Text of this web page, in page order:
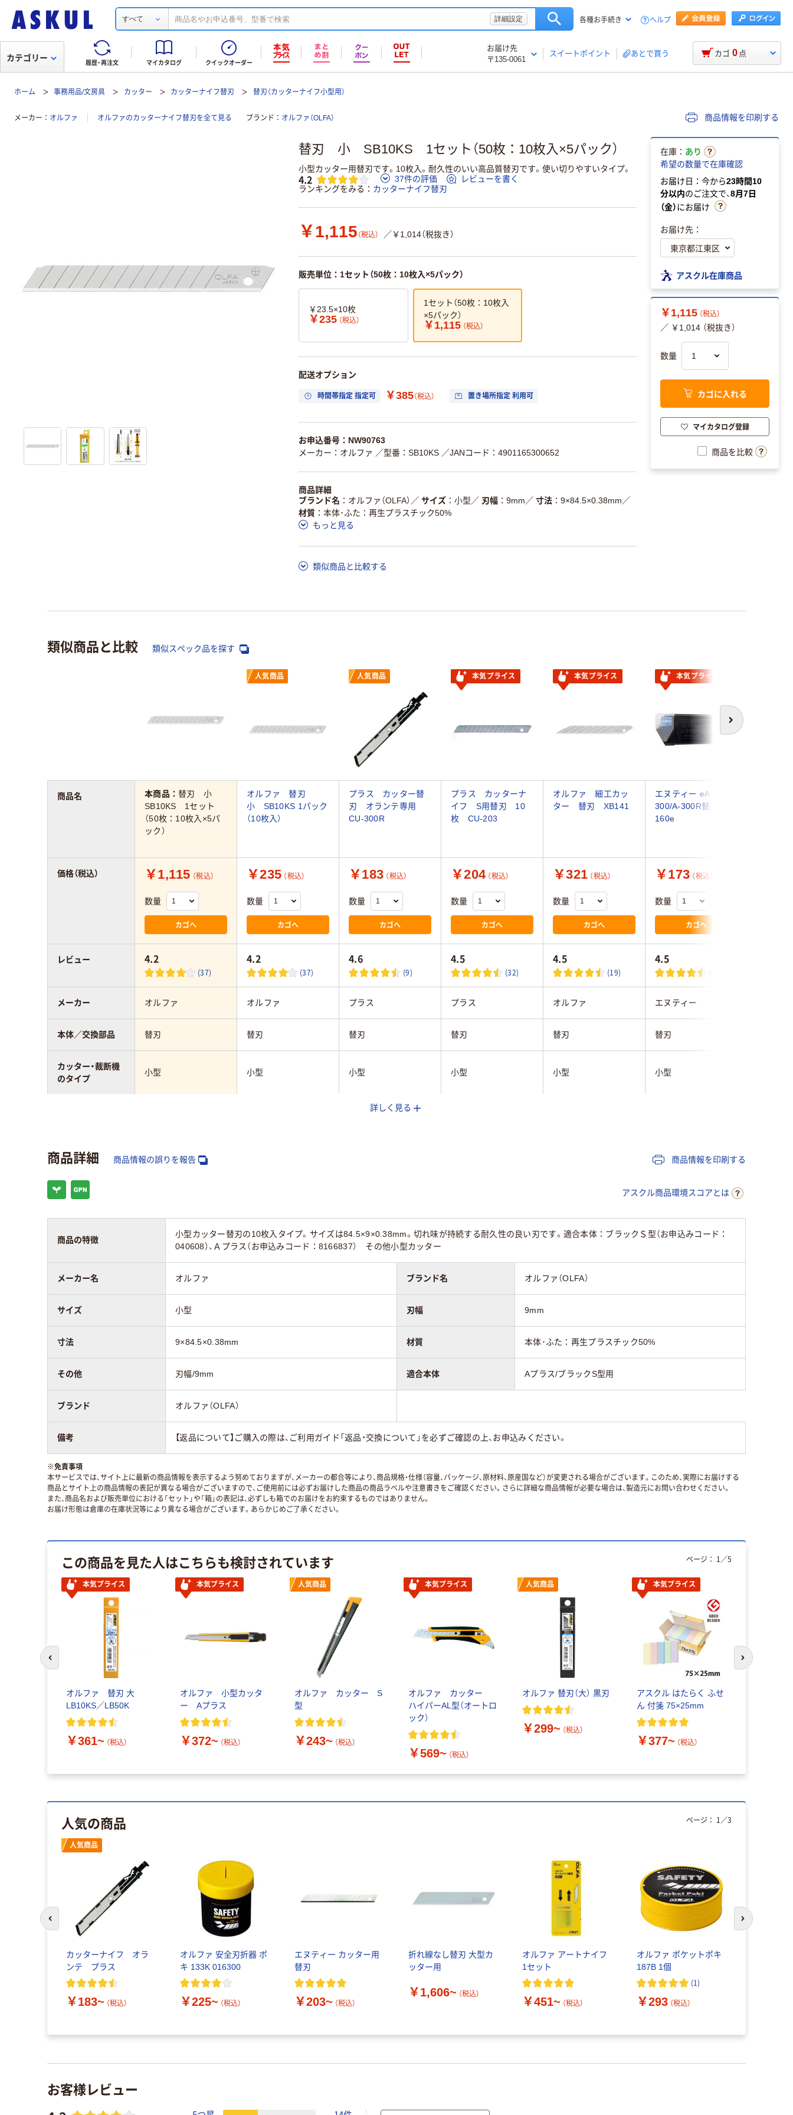
すべて 詳細設定 各種お手続き ヘルプ
履歴・再注文 マイカタログ クイックオーダー
お届け先
〒135-0061
スイートポイント あとで買う
カテゴリー カゴ 0 点
ホーム 事務用品/文房具 カッター カッターナイフ替刃 替刃（カッターナイフ小型用）
メーカー オルファ オルファのカッターナイフ替刃を全て見る ブランド オルファ（OLFA） 商品情報を印刷する
替刃 小 SB10KS 1セット（50枚：10枚入×5パック）
小型カッター用替刃です。10枚入。耐久性のいい高品質替刃です。使い切りやすいタイプ。
4.2 37件の評価
レビューを書く
ランキングをみる
カッターナイフ替刃
￥1,115 （税込） ／￥1,014（税抜き）
販売単位：1セット（50枚：10枚入×5パック）
￥23.5×10枚
￥235 （税込）
1セット（50枚：10枚入
×5パック）
￥1,115 （税込）
配送オプション
時間帯指定 指定可 ￥385（税込） 置き場所指定 利用可
お申込番号：NW90763
メーカー：オルファ ／型番：SB10KS ／JANコード：4901165300652
商品詳細
ブランド名
オルファ（OLFA） ／ サイズ 小型 ／ 刃幅 9mm ／ 寸法 9×84.5×0.38mm ／
材質
本体･ふた：再生プラスチック50%
もっと見る
類似商品と比較する
在庫： あり
希望の数量で在庫確認
お届け日：今から23時間10
分以内のご注文で、8月7日
（金）にお届け
お届け先：
アスクル在庫商品
￥1,115 （税込）
／ ￥1,014 （税抜き）
数量
カゴに入れる
マイカタログ登録
商品を比較
類似商品と比較 類似スペック品を探す
次へ
人気商品 人気商品 本気プライス 本気プライス 本気プライス
本商品：替刃 小
SB10KS 1セット
（50枚：10枚入×5パ
ック）
オルファ 替刃
小 SB10KS 1パック
（10枚入）
プラス カッター替
刃 オランテ専用
CU-300R
プラス カッターナ
イフ S用替刃 10
枚 CU-203
オルファ 細工カッ
ター 替刃 XB141
エヌティー eA-
300/A-300R替刃 BA-
160e
￥1,115 （税込）
数量
カゴへ
￥235 （税込）
数量
カゴへ
￥183 （税込）
数量
カゴへ
￥204 （税込）
数量
カゴへ
￥321 （税込）
数量
カゴへ
￥173 （税込）
数量
カゴへ
4.2
(37)
4.2
(37)
4.6
(9)
4.5
(32)
4.5
(19)
4.5
(31)
オルファ オルファ プラス プラス オルファ エヌティー
替刃 替刃 替刃 替刃 替刃 替刃
小型 小型 小型 小型 小型 小型
スチレンボード、ビニ
商品名
価格（税込）
レビュー
メーカー
本体／交換部品
カッター・裁断機
のタイプ
詳しく見る
商品詳細 商品情報の誤りを報告 商品情報を印刷する
アスクル商品環境スコアとは
商品の特徴
小型カッター替刃の10枚入タイプ。サイズは84.5×9×0.38mm。切れ味が持続する耐久性の良い刃です。適合本体：ブラックＳ型（お申込みコード：
040608）、Ａプラス（お申込みコード：8166837） その他小型カッター
メーカー名 オルファ ブランド名 オルファ（OLFA）
サイズ 小型 刃幅 9mm
寸法 9×84.5×0.38mm 材質 本体･ふた：再生プラスチック50%
その他 刃幅/9mm 適合本体 Aプラス/ブラックS型用
ブランド オルファ（OLFA）
備考 【返品について】ご購入の際は、ご利用ガイド「返品・交換について」を必ずご確認の上、お申込みください。
※免責事項
本サービスでは、サイト上に最新の商品情報を表示するよう努めておりますが、メーカーの都合等により、商品規格・仕様（容量、パッケージ、原材料、原産国など）が変更される場合がございます。このため、実際にお届けする
商品とサイト上の商品情報の表記が異なる場合がございますので、ご使用前には必ずお届けした商品の商品ラベルや注意書きをご確認ください。さらに詳細な商品情報が必要な場合は、製造元にお問い合わせください。
また、商品名および販売単位における「セット」や「箱」の表記は、必ずしも箱でのお届けをお約束するものではありません。
お届け形態は倉庫の在庫状況等により異なる場合がございます。あらかじめご了承ください。
この商品を見た人はこちらも検討されています
本気プライス
オルファ 替刃 大
LB10KS／LB50K
￥361~ （税込）
本気プライス
オルファ 小型カッタ
ー Aプラス
￥372~ （税込）
人気商品
オルファ カッター S
型
￥243~ （税込）
本気プライス
オルファ カッター
ハイパーAL型（オートロ
ック）
￥569~ （税込）
人気商品
オルファ 替刃（大） 黒刃
￥299~ （税込）
本気プライス
アスクル はたらく ふせ
ん 付箋 75×25mm
￥377~ （税込）
ページ： 1 ／5
次のスライド
人気の商品
人気商品
カッターナイフ オラ
ンテ プラス
￥183~ （税込）
オルファ 安全刃折器 ポ
キ 133K 016300
￥225~ （税込）
エヌティー カッター用
替刃
￥203~ （税込）
折れ線なし替刃 大型カ
ッター用
￥1,606~ （税込）
オルファ アートナイフ
1セット
￥451~ （税込）
オルファ ポケットポキ
187B 1個
(1)
￥293 （税込）
ページ： 1 ／3
前のスライドへ 次のスライド
お客様レビュー